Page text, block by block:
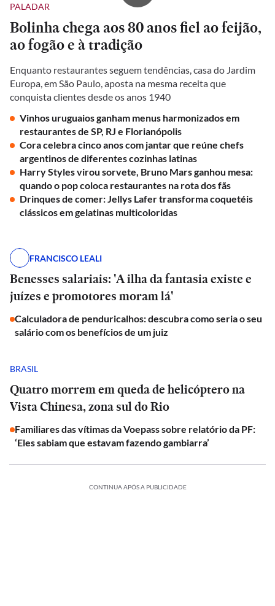
PALADAR
Bolinha chega aos 80 anos fiel ao feijão,
ao fogão e à tradição
Enquanto restaurantes seguem tendências, casa do Jardim
Europa, em São Paulo, aposta na mesma receita que
conquista clientes desde os anos 1940
Vinhos uruguaios ganham menus harmonizados em
restaurantes de SP, RJ e Florianópolis
Cora celebra cinco anos com jantar que reúne chefs
argentinos de diferentes cozinhas latinas
Harry Styles virou sorvete, Bruno Mars ganhou mesa:
quando o pop coloca restaurantes na rota dos fãs
Drinques de comer: Jellys Lafer transforma coquetéis
clássicos em gelatinas multicoloridas
FRANCISCO LEALI
Benesses salariais: 'A ilha da fantasia existe e
juízes e promotores moram lá'
Calculadora de penduricalhos: descubra como seria o seu
salário com os benefícios de um juiz
BRASIL
Quatro morrem em queda de helicóptero na
Vista Chinesa, zona sul do Rio
Familiares das vítimas da Voepass sobre relatório da PF:
‘Eles sabiam que estavam fazendo gambiarra’
CONTINUA APÓS A PUBLICIDADE